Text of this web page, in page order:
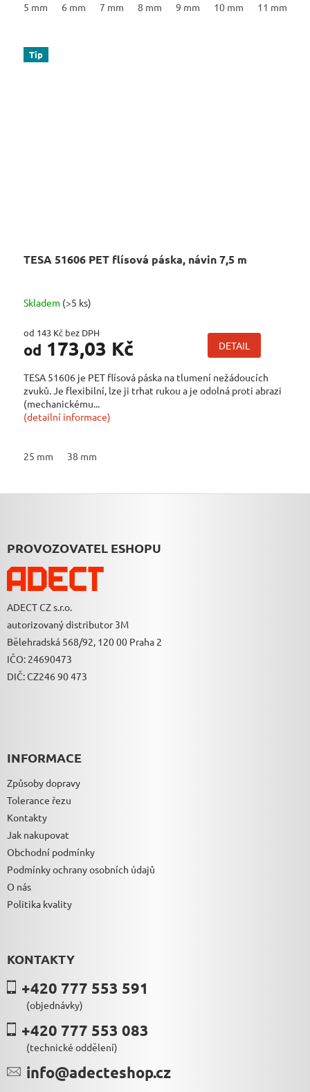
5 mm 6 mm 7 mm 8 mm 9 mm 10 mm 11 mm
Tip
TESA 51606 PET flísová páska, návin 7,5 m
Skladem (>5 ks)
od 143 Kč bez DPH
od 173,03 Kč DETAIL
TESA 51606 je PET flísová páska na tlumení nežádoucích
zvuků. Je flexibilní, lze ji trhat rukou a je odolná proti abrazi
(mechanickému...
(detailní informace)
25 mm 38 mm
APROVOZOVATEL ESHOPU
ADECT CZ s.r.o.
autorizovaný distributor 3M
Bělehradská 568/92, 120 00 Praha 2
IČO: 24690473
DIČ: CZ246 90 473
INFORMACE
Způsoby dopravy
Tolerance řezu
Kontakty
Jak nakupovat
Obchodní podmínky
Podmínky ochrany osobních údajů
O nás
Politika kvality
KONTAKTY
+420 777 553 591
(objednávky)
+420 777 553 083
(technické oddělení)
info@adecteshop.cz